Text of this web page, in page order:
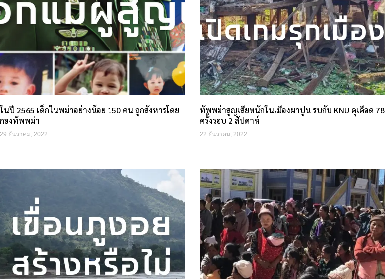
ในปี 2565 เด็กในพม่าอย่างน้อย 150 คน ถูกสังหารโดย
กองทัพพม่า
29 ธันวาคม, 2022
ทัพพม่าสูญเสียหนักในเมืองผาปูน รบกับ KNU ดุเดือด 78
ครั้งรอบ 2 สัปดาห์
22 ธันวาคม, 2022